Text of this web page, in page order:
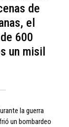
de
el
600
un misil
la guerra
un bombardeo